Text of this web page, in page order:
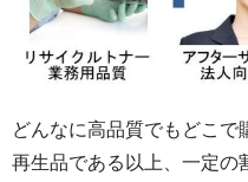
どんなに高品質でもどこで
再生品である以上、一定の